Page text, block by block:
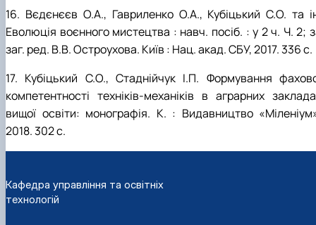
16. Вєдєнєєв О.А., Гавриленко О.А., Кубіцький С.О. та
Еволюція воєнного мистецтва : навч. посіб. : у 2 ч. Ч. 2;
заг. ред. В.В. Остроухова. Київ : Нац. акад. СБУ, 2017. 336 с.
17. Кубіцький С.О., Стаднійчук І.П. Формування
компетентності техніків-механіків в аграрних
вищої освіти: монографія. К. : Видавництво
2018. 302 с.
Кафедра управління та освітніх
технологій